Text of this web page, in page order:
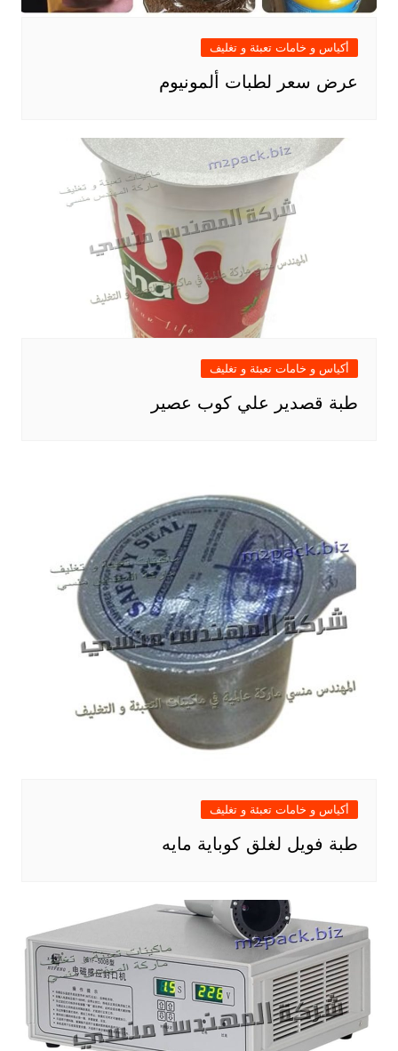
أكياس و خامات تعبئة و تغليف
عرض سعر لطبات ألمونيوم
أكياس و خامات تعبئة و تغليف
طبة قصدير علي كوب عصير
أكياس و خامات تعبئة و تغليف
طبة فويل لغلق كوباية مايه